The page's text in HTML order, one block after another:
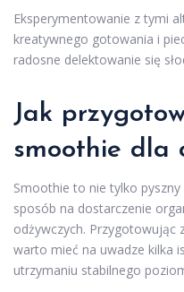
Eksperymentowanie z tymi
kreatywnego gotowania i
radosne delektowanie się
Jak
smoothie dla
Smoothie to nie tylko
sposób na dostarczenie
odżywczych. Przygotowując
warto mieć na uwadze kilka
utrzymaniu stabilnego